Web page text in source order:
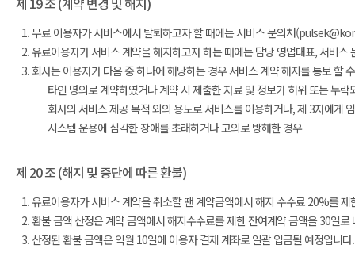
제 19 조 (계약 변경 및 해지)
무료 이용자가 서비스에서 탈퇴하고자 할 때에는 서비스 문의처
유료이용자가 서비스 계약을 해지하고자 하는 때에는 담당 영업대표, 서
회사는 이용자가 다음 중 하나에 해당하는 경우 서비스 계약 해지를 통보 할
타인 명의로 계약하였거나 계약 시 제출한 자료 및 정보가 허위 또는 누락
회사의 서비스 제공 목적 외의 용도로 서비스를 이용하거나, 제 3자에게
시스템 운용에 심각한 장애를 초래하거나 고의로 방해한 경우
제 20 조 (해지 및 중단에 따른 환불)
유료이용자가 서비스 계약을 취소할 땐 계약금액에서 해지 수수료 20%를 제
환불 금액 산정은 계약 금액에서 해지수수료를 제한 잔여계약 금액을 30일
산정된 환불 금액은 익월 10일에 이용자 결제 계좌로 일괄 입금될 예정입니다.